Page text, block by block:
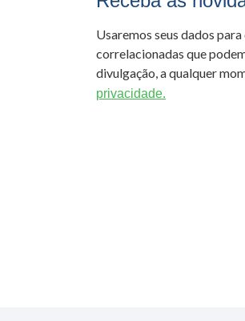
Usaremos seus dados
correlacionadas que
divulgação, a qualquer
privacidade.